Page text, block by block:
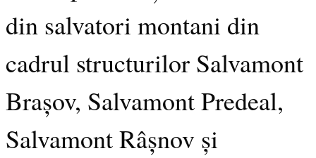
din salvatori montani din
cadrul structurilor Salvamont
Brașov, Salvamont Predeal,
Salvamont Râșnov și